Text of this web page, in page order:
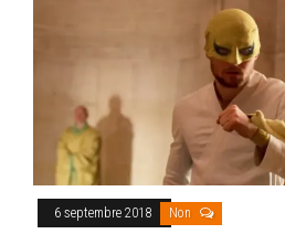
6 septembre 2018 Non